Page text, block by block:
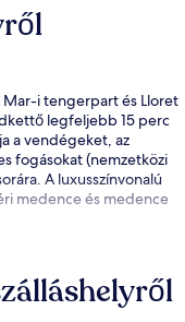
Mar-i tengerpart és Lloret
legfeljebb 15 perc
a vendégeket, az
fogásokat (nemzetközi
A luxusszínvonalú
medence és medence